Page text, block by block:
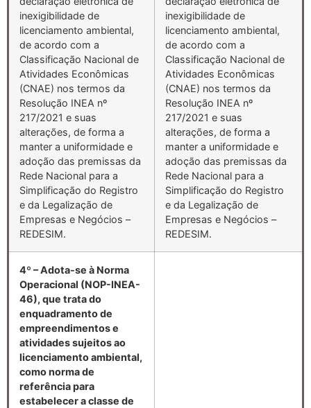
inexigibilidade de
licenciamento ambiental,
de acordo com a
Classificação Nacional de
Atividades Econômicas
(CNAE) nos termos da
Resolução INEA nº
217/2021 e suas
alterações, de forma a
manter a uniformidade e
adoção das premissas da
Rede Nacional para a
Simplificação do Registro
e da Legalização de
Empresas e Negócios –
REDESIM.
inexigibilidade de
licenciamento ambiental,
de acordo com a
Classificação Nacional de
Atividades Econômicas
(CNAE) nos termos da
Resolução INEA nº
217/2021 e suas
alterações, de forma a
manter a uniformidade e
adoção das premissas da
Rede Nacional para a
Simplificação do Registro
e da Legalização de
Empresas e Negócios –
REDESIM.
4º – Adota-se à Norma
Operacional (NOP-INEA-
46), que trata do
enquadramento de
empreendimentos e
atividades sujeitos ao
licenciamento ambiental,
como norma de
referência para
estabelecer a classe de